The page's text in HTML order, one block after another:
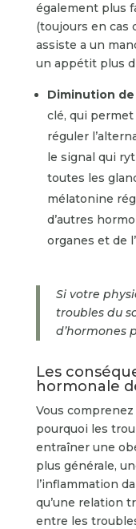
également plus
(toujours en cas
assiste a un
un appétit plus
Diminution
clé, qui
réguler
le signal qui
toutes les
mélatonine
d’autres
organes et de
Si votre
troubles du
d’hormones
Les
hormonale
Vous
pourquoi les
entraîner une
plus générale,
l’inflammation
qu’une relation
entre les